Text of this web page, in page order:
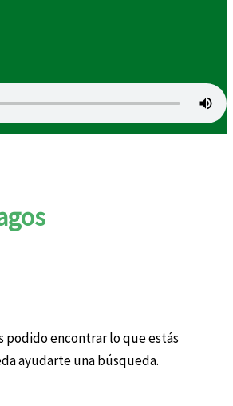
podido encontrar lo que estás
ayudarte una búsqueda.